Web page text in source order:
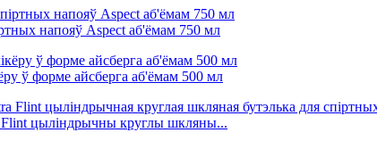
напояў Aspect аб'ёмам 750 мл
ў форме айсберга аб'ёмам 500 мл
Flint цыліндрычны круглы шкляны...